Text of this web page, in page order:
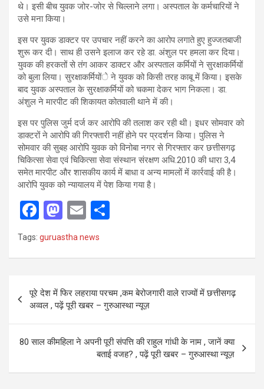
थे। इसी बीच युवक जोर-जोर से चिल्लाने लगा। अस्पताल के कर्मचारियों ने
उसे मना किया।
इस पर युवक डाक्टर पर उपचार नहीं करने का आरोप लगाते हुए हुज्जतबाजी
शुरू कर दी। साथ ही उसने इलाज कर रहे डा. अंशुल पर हमला कर दिया।
युवक की हरकतों से तंग आकर डाक्टर और अस्पताल कर्मियों ने सुरक्षाकर्मियों
को बुला लिया। सुरक्षाकर्मियोंे ने युवक को किसी तरह काबू में किया। इसके
बाद युवक अस्पताल के सुरक्षाकर्मियों को चकमा देकर भाग निकला। डा.
अंशुल ने मारपीट की शिकायत कोतवाली थाने में की।
इस पर पुलिस जुर्म दर्ज कर आरोपि की तलाश कर रही थी। इधर सोमवार को
डाक्टरों ने आरोपि की गिरफ्तारी नहीं होने पर प्रदर्शन किया। पुलिस ने
सोमवार की सुबह आरोपि युवक को विनोबा नगर से गिरफ्तार कर छत्तीसगढ़
चिकित्सा सेवा एवं चिकित्सा सेवा संस्थान संरक्षण अधि.2010 की धारा 3,4
समेत मारपीट और शासकीय कार्य में बाधा व अन्य मामलों में कार्रवाई की है।
आरोपि युवक को न्यायालय में पेश किया गया है।
F
ce
o
o
k
M
a
st
d
o
n
E
ail
Tags: guruastha news
Post
navigation
पूरे देश में फिर लहराया परचम ,कम बेरोजगारी वाले राज्यों में छत्तीसगढ़
अव्वल , पढ़ें पूरी खबर – गुरुआस्था न्यूज़
80 साल कीमहिला ने अपनी पूरी संपत्ति की राहुल गांधी के नाम , जानें क्‍या
बताई वजह? , पढ़ें पूरी खबर – गुरुआस्था न्यूज़